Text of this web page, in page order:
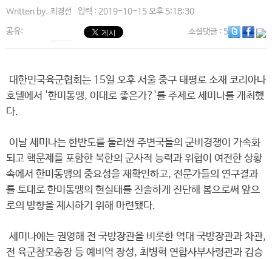
Written by. 최경선 입력 : 2019-10-15 오후 5:18:30
공유: 소셜댓글: 5
대한민국육군협회는 15일 오후 서울 중구 태평로 소재 코리아나
호텔에서 '한미동맹, 이대로 좋은가?'를 주제로 세미나를 개최했
다.
이날 세미나는 한반도를 둘러싼 주변국들의 군비경쟁이 가속화
되고 핵문제를 포함한 북한의 군사적 능력과 위협이 여전한 상황
속에서 한미동맹의 중요성을 재확인하고, 전문가들의 연구결과
를 토대로 한미동맹의 현실태를 진솔하게 진단해 봄으로써 앞으
로의 방향을 제시하기 위해 마련됐다.
세미나에는 권영해 전 국방장관을 비롯한 역대 국방장관과 차관,
전 육군참모총장 등 예비역 장성, 최병혁 연합사부사령관과 김승